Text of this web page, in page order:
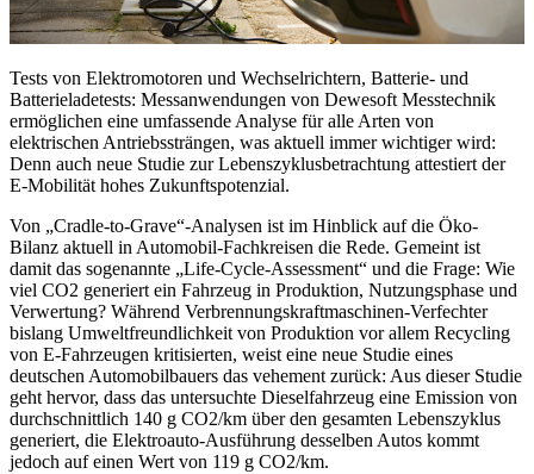
Tests von Elektromotoren und Wechselrichtern, Batterie- und
Batterieladetests: Messanwendungen von Dewesoft Messtechnik
ermöglichen eine umfassende Analyse für alle Arten von
elektrischen Antriebssträngen, was aktuell immer wichtiger wird:
Denn auch neue Studie zur Lebenszyklusbetrachtung attestiert der
E-Mobilität hohes Zukunftspotenzial.
Von „Cradle-to-Grave“-Analysen ist im Hinblick auf die Öko-
Bilanz aktuell in Automobil-Fachkreisen die Rede. Gemeint ist
damit das sogenannte „Life-Cycle-Assessment“ und die Frage: Wie
viel CO2 generiert ein Fahrzeug in Produktion, Nutzungsphase und
Verwertung? Während Verbrennungskraftmaschinen-Verfechter
bislang Umweltfreundlichkeit von Produktion vor allem Recycling
von E-Fahrzeugen kritisierten, weist eine neue Studie eines
deutschen Automobilbauers das vehement zurück: Aus dieser Studie
geht hervor, dass das untersuchte Dieselfahrzeug eine Emission von
durchschnittlich 140 g CO2/km über den gesamten Lebenszyklus
generiert, die Elektroauto-Ausführung desselben Autos kommt
jedoch auf einen Wert von 119 g CO2/km.